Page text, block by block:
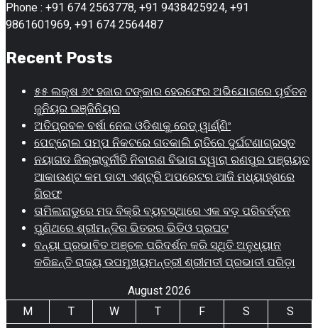
Phone : +91 674 2563778, +91 9438425924, +91
9861601969, +91 674 2564487
Recent Posts
୫୫ ଲକ୍ଷ ୬୯ ହଜାର ଟଙ୍କାର ହେରଫେର ଅଭିଯୋଗରେ ପୂର୍ବତନ
ଜୁନିୟର ଇଞ୍ଜିନିୟର
ଅତିପ୍ରବଳ ବର୍ଷା ନେଇ ଓଡିଶାକୁ ରେଡ୍ ୱାର୍ଣ୍ଣିଂ
ପେଟ୍ରୋଲ ପମ୍ପ ନିକଟରେ ଗତକାଲି ରାତିରେ ଦୁର୍ଘଟଣାଗ୍ରସ୍ତ
ନୟାଗଡ ଜିଲ୍ଲାଦୁର୍ନୀତି ନିବାରଣ ବିଭାଗ ଦ୍ୱାରା ରଣପୁର ପଞ୍ଚାୟତ
ଆକାଉଣ୍ଟ କମ ଡାଟା ଏଣ୍ଟ୍ରି ଅପରେଟର ଆଜି ମଧ୍ୟାହ୍‌ଣରେ
ଗିରଫ
ତାମିଲନାଡୁରେ ମଦ ବିକ୍ରି ବ୍ୟବସ୍ଥାରେ ଏକ ବଡ଼ ପରିବର୍ତ୍ତନ
ପୁଣିଥରେ ଶ୍ରୀମନ୍ଦିର ଭିତରର ଭିଡିଓ ପ୍ରଘଟ
ବନ୍ୟା ପ୍ରଭାବିତ ଅଞ୍ଚଳ ପରିଦର୍ଶନ କରି ସ୍ଥିତି ଅନୁଧ୍ୟାନ
କରିଛନ୍ତି ରାଜ୍ୟ ଉପମୁଖ୍ୟମନ୍ତ୍ରୀ ଶ୍ରୀମତୀ ପ୍ରଭାତୀ ପରିଡ଼ା
August 2026
M
T W T F S
S